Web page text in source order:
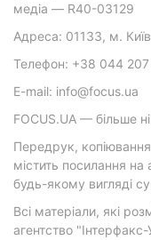
медіа — R40-03129
Адреса: 01133, м.
Телефон: +38 044
E-mail: info@focus.ua
FOCUS.UA — більше
Передрук,
містить посилання на
будь-якому вигляді
Всі матеріали, які
агентство